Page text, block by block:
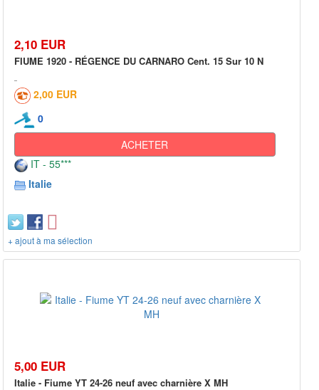
2,10 EUR
FIUME 1920 - RÉGENCE DU CARNARO Cent. 15 Sur 10 N
2,00 EUR
0
ACHETER
IT - 55***
Italie
+ ajout à ma sélection
5,00 EUR
Italie - Fiume YT 24-26 neuf avec charnière X MH